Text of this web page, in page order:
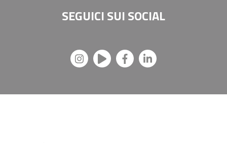
SEGUICI SUISOCIAL